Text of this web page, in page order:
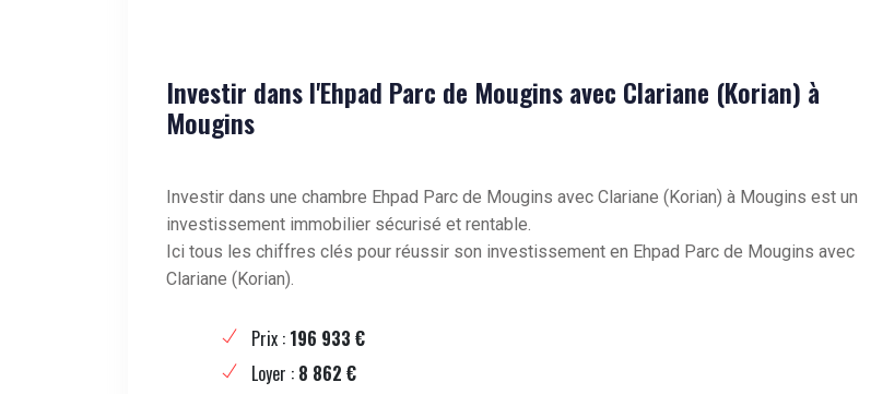
Investir dans l'Ehpad Parc de Mougins avec Clariane (Korian) à
Mougins
Investir dans une chambre Ehpad Parc de Mougins avec Clariane (Korian) à Mougins est un
investissement immobilier sécurisé et rentable.
Ici tous les chiffres clés pour réussir son investissement en Ehpad Parc de Mougins avec
Clariane (Korian).
Prix : 196 933 €
Loyer : 8 862 €